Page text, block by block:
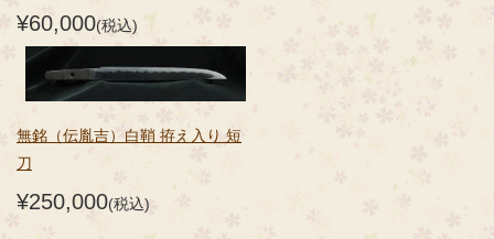
¥60,000(税込)
無銘（伝胤吉）白鞘 拵え入り 短
刀
¥250,000(税込)